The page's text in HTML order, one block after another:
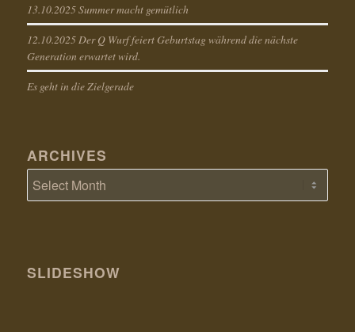
13.10.2025 Summer macht gemütlich
12.10.2025 Der Q Wurf feiert Geburtstag während die nächste
Generation erwartet wird.
Es geht in die Zielgerade
ARCHIVES
SLIDESHOW